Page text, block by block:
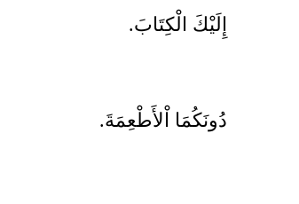
إِلَيْكَ الْكِتَابَ.
دُونَكُمَا اْلأَطْعِمَةَ.